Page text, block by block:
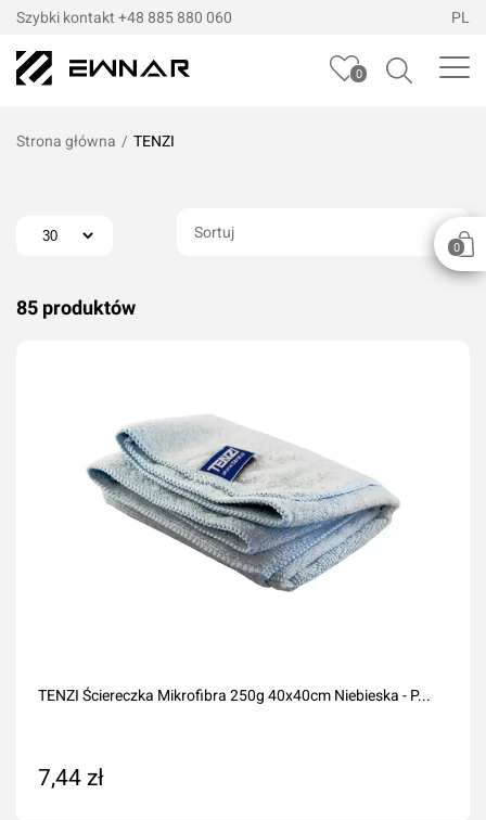
Szybki kontakt +48 885 880 060 PL
0
0
Strona główna / TENZI
85 produktów
Sortuj
TENZI Ściereczka Mikrofibra 250g 40x40cm Niebieska - P...
7,44 zł